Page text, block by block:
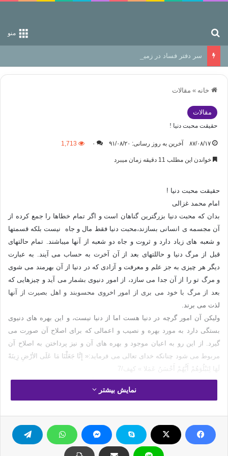
منو
سر دفتر فساد در زمین‌، دوری وکناره‌گیری از راه خداست‌!
خانه » مقالات
مقالات
حقیقت محبت دنیا !
۸۷/۰۸/۱۷ آخرین به روز رسانی: ۹۱/۰۸/۲۰ ۰ 1,713
خواندن این مطلب 11 دقیقه زمان میبرد
حقیقت محبت دنیا !
امام محمد غزالی
بدان که محبت دنیا بزرگترین گناهان است و اگر تمام خطاها را جمع کرده از
آن مجسمه ی انسانی بسازند،محبت دنیا فقط مال و جاه نیست بلکه قسمتها
و شعبه های زیاد دارد و ثروت و جاه دو شعبه از آنها میباشند. تمام حالتهای
قبل از مرگ دنیا و حاللتهای بعد از آن آخرت به حساب می آیند. به عبارت
دیگر هر چیزی به جز علم و معرفت و آزادی که در دنیا از آن بهرمند می شوی
و مرگ تو را از آن جدا می سازد، از امور دنیوی بشمار می آید و چیزهایی که
بعد از مرگ با خود می بری از امور اخروی محسوبند و اهل بصیرت از آنها
لذت می برند.
ولیکن آن امور گرچه در دنیا هست اما از دنیا نیست، و این بهره های دنیوی
بستگی دارد به مورد بهره و نصیب و اعمالی که برای اصلاح آن صورت می
گیرد. از این رو به اعیان موجود و بهره های آن و نیز پرداختن به اصلاح آن
مربوط می شود چنانکه خدای تعالی می فرماید:« إِنَّا جَعَلْنَا مَا عَلَى الأرْضِ زِينَةً
لَهَا لِنَبْلُوَهُمْ أَيُّهُمْ أَحْسَنُ عَمَلا » کهف/7
« ما چیزهایی را که بر روی زمین است زیور آن قرار دادیم، تا افراد بشر را
آزمایش کنیم که کدام یک از ایشان نیکوکار تر است.»
دارو و بسیاری چیزهای دیگر را از آنها به دست می آورد و یا معادن زمین
است که پول و ظرفها و اسباب و آلات دیگر را از آن می سازد و یا حیوانات آن
نمایش بیشتر